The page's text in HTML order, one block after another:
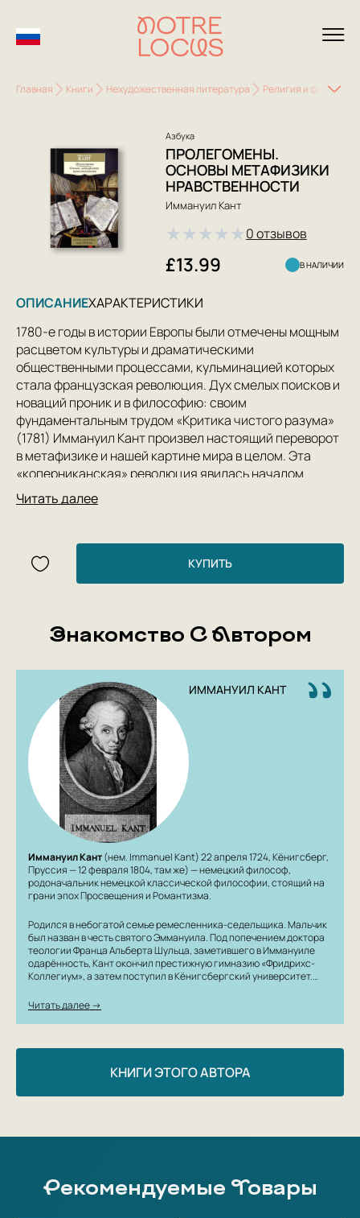
Главная Книги Нехудожественная литература Религия и
Азбука
ПРОЛЕГОМЕНЫ.
ОСНОВЫ МЕТАФИЗИКИ
НРАВСТВЕННОСТИ
Иммануил Кант
★★★★★0 отзывов
£13.99 В НАЛИЧИИ
ОПИСАНИЕХАРАКТЕРИСТИКИ
1780-е годы в истории Европы были отмечены мощным
расцветом культуры и драматическими
общественными процессами, кульминацией которых
стала французская революция. Дух смелых поисков и
новаций проник и в философию: своим
фундаментальным трудом «Критика чистого разума»
(1781) Иммануил Кант произвел настоящий переворот
в метафизике и нашей картине мира в целом. Эта
«коперниканская» революция явилась началом
нового — критического — периода и в творчестве
самого мыслителя.
«Пролегомены ко всякой будущей метафизике» (1783)
— своего рода ключ к пониманию «Критики чистого
процессе работы сочинение было дополнено
пояснениями, призванными опровергнуть ошибочную
трактовку наиболее существенных положений
кантовского учения и подготовить читателя к
восприятию «Критики».
«Основы метафизики нравственности» (1785) —
этический трактат, в котором Кант развивает
философское обоснование морального закона —
категорического императива.
Читать далее
КУПИТЬ
Знакомство С Автором
ИММАНУИЛ КАНТ
Иммануил Кант(нем. Immanuel Kant) 22 апреля 1724, Кёнигсберг,
Пруссия — 12 февраля 1804, там же) — немецкий философ,
родоначальник немецкой классической философии, стоящий на
грани эпох Просвещения и Романтизма.
Родился в небогатой семье ремесленника-седельщика. Мальчик
был назван в честь святого Эммануила. Под попечением доктора
теологии Франца Альберта Шульца, заметившего в Иммануиле
одарённость, Кант окончил престижную гимназию «Фридрихс-
Коллегиум», а затем поступил в Кёнигсбергский университет.…
Читать далее →
КНИГИ ЭТОГО АВТОРА
Рекомендуемые Товары